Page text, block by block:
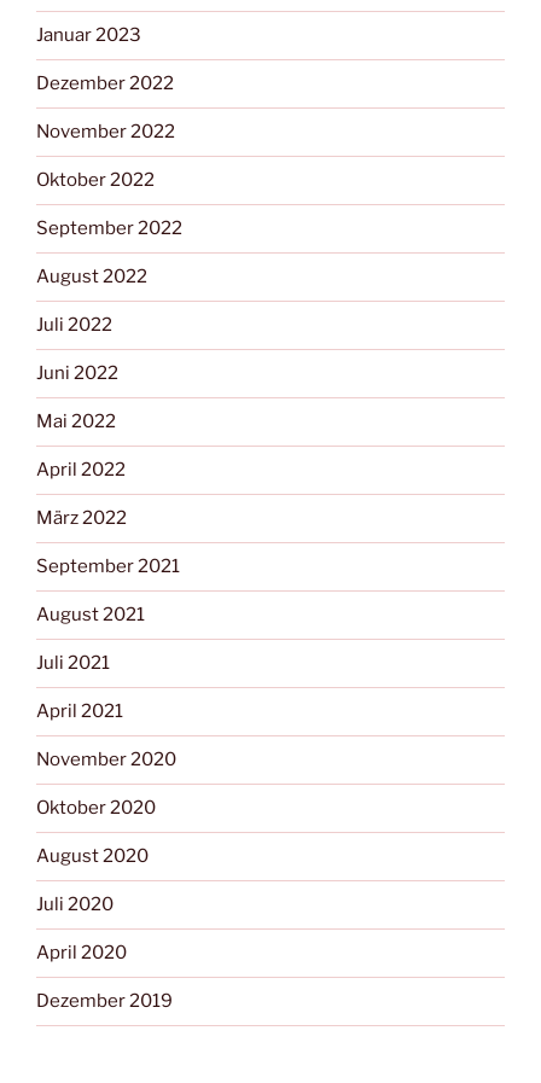
Januar 2023
Dezember 2022
November 2022
Oktober 2022
September 2022
August 2022
Juli 2022
Juni 2022
Mai 2022
April 2022
März 2022
September 2021
August 2021
Juli 2021
April 2021
November 2020
Oktober 2020
August 2020
Juli 2020
April 2020
Dezember 2019